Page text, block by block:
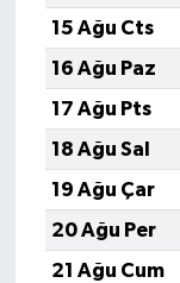
15 Ağu Cts
16 Ağu Paz
17 Ağu Pts
18 Ağu Sal
19 Ağu Çar
20 Ağu Per
21 Ağu Cum